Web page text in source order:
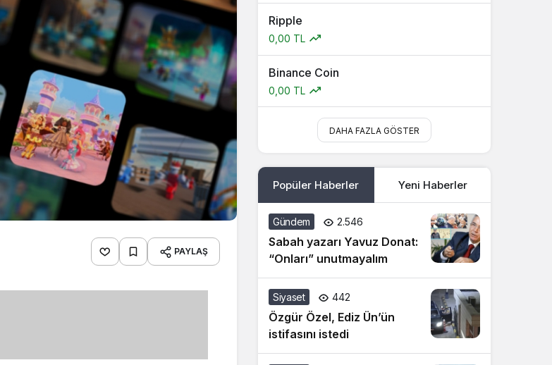
PAYLAŞ
Ripple
0,00 TL
Binance Coin
0,00 TL
DAHA FAZLA GÖSTER
Popüler Haberler Yeni Haberler
Gündem 2.546
Sabah yazarı Yavuz Donat:
“Onları” unutmayalım
Siyaset 442
Özgür Özel, Ediz Ün’ün
istifasını istedi